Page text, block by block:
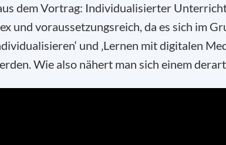
dem Vortrag: Individualisierter
und voraussetzungsreich, da es sich im
und ‚Lernen mit digitalen
Wie also nähert man sich einem